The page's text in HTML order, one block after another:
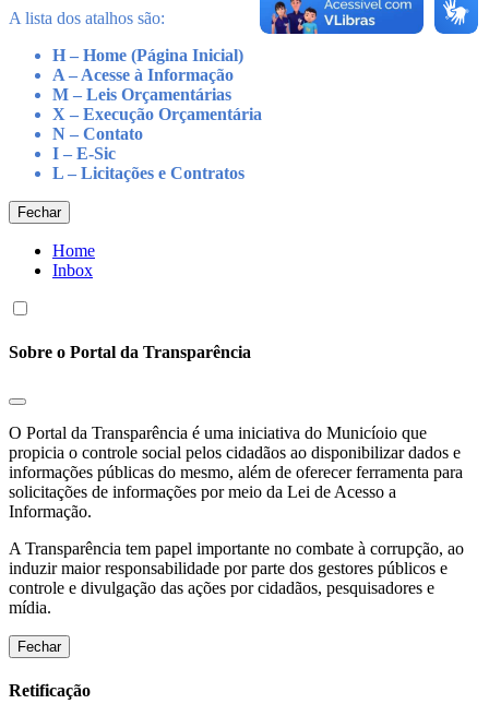
A lista dos atalhos são:
H – Home (Página Inicial)
A – Acesse à Informação
M – Leis Orçamentárias
X – Execução Orçamentária
N – Contato
I – E-Sic
L – Licitações e Contratos
Fechar
Home
Inbox
Sobre o Portal da Transparência
O Portal da Transparência é uma iniciativa do Municíoio que
propicia o controle social pelos cidadãos ao disponibilizar dados e
informações públicas do mesmo, além de oferecer ferramenta para
solicitações de informações por meio da Lei de Acesso a
Informação.
A Transparência tem papel importante no combate à corrupção, ao
induzir maior responsabilidade por parte dos gestores públicos e
controle e divulgação das ações por cidadãos, pesquisadores e
mídia.
Fechar
Retificação